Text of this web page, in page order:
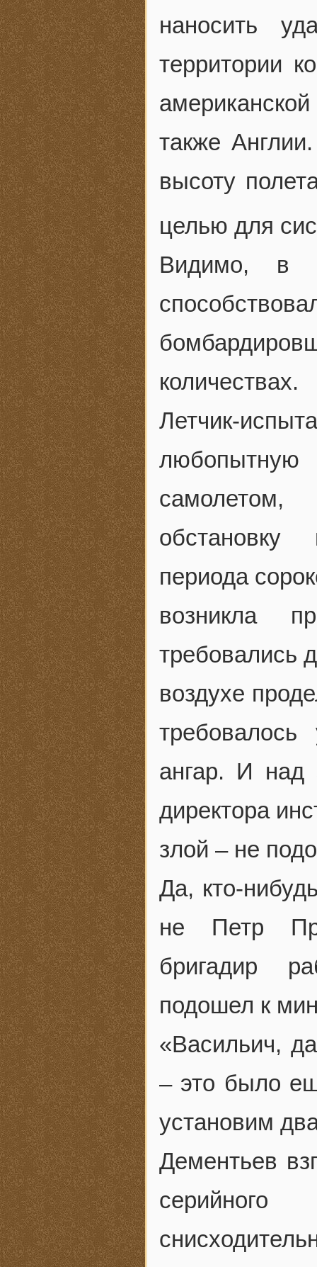
наносить
территории
также
высоту
целью для
Видимо, в
количествах.
Летчик-
самолетом,
периода
возникла
требовались
воздухе
ангар. И над
директора
злой – не
Да, кто-
не Петр
бригадир
подошел к
«Васильич,
– это было
установим
Дементьев